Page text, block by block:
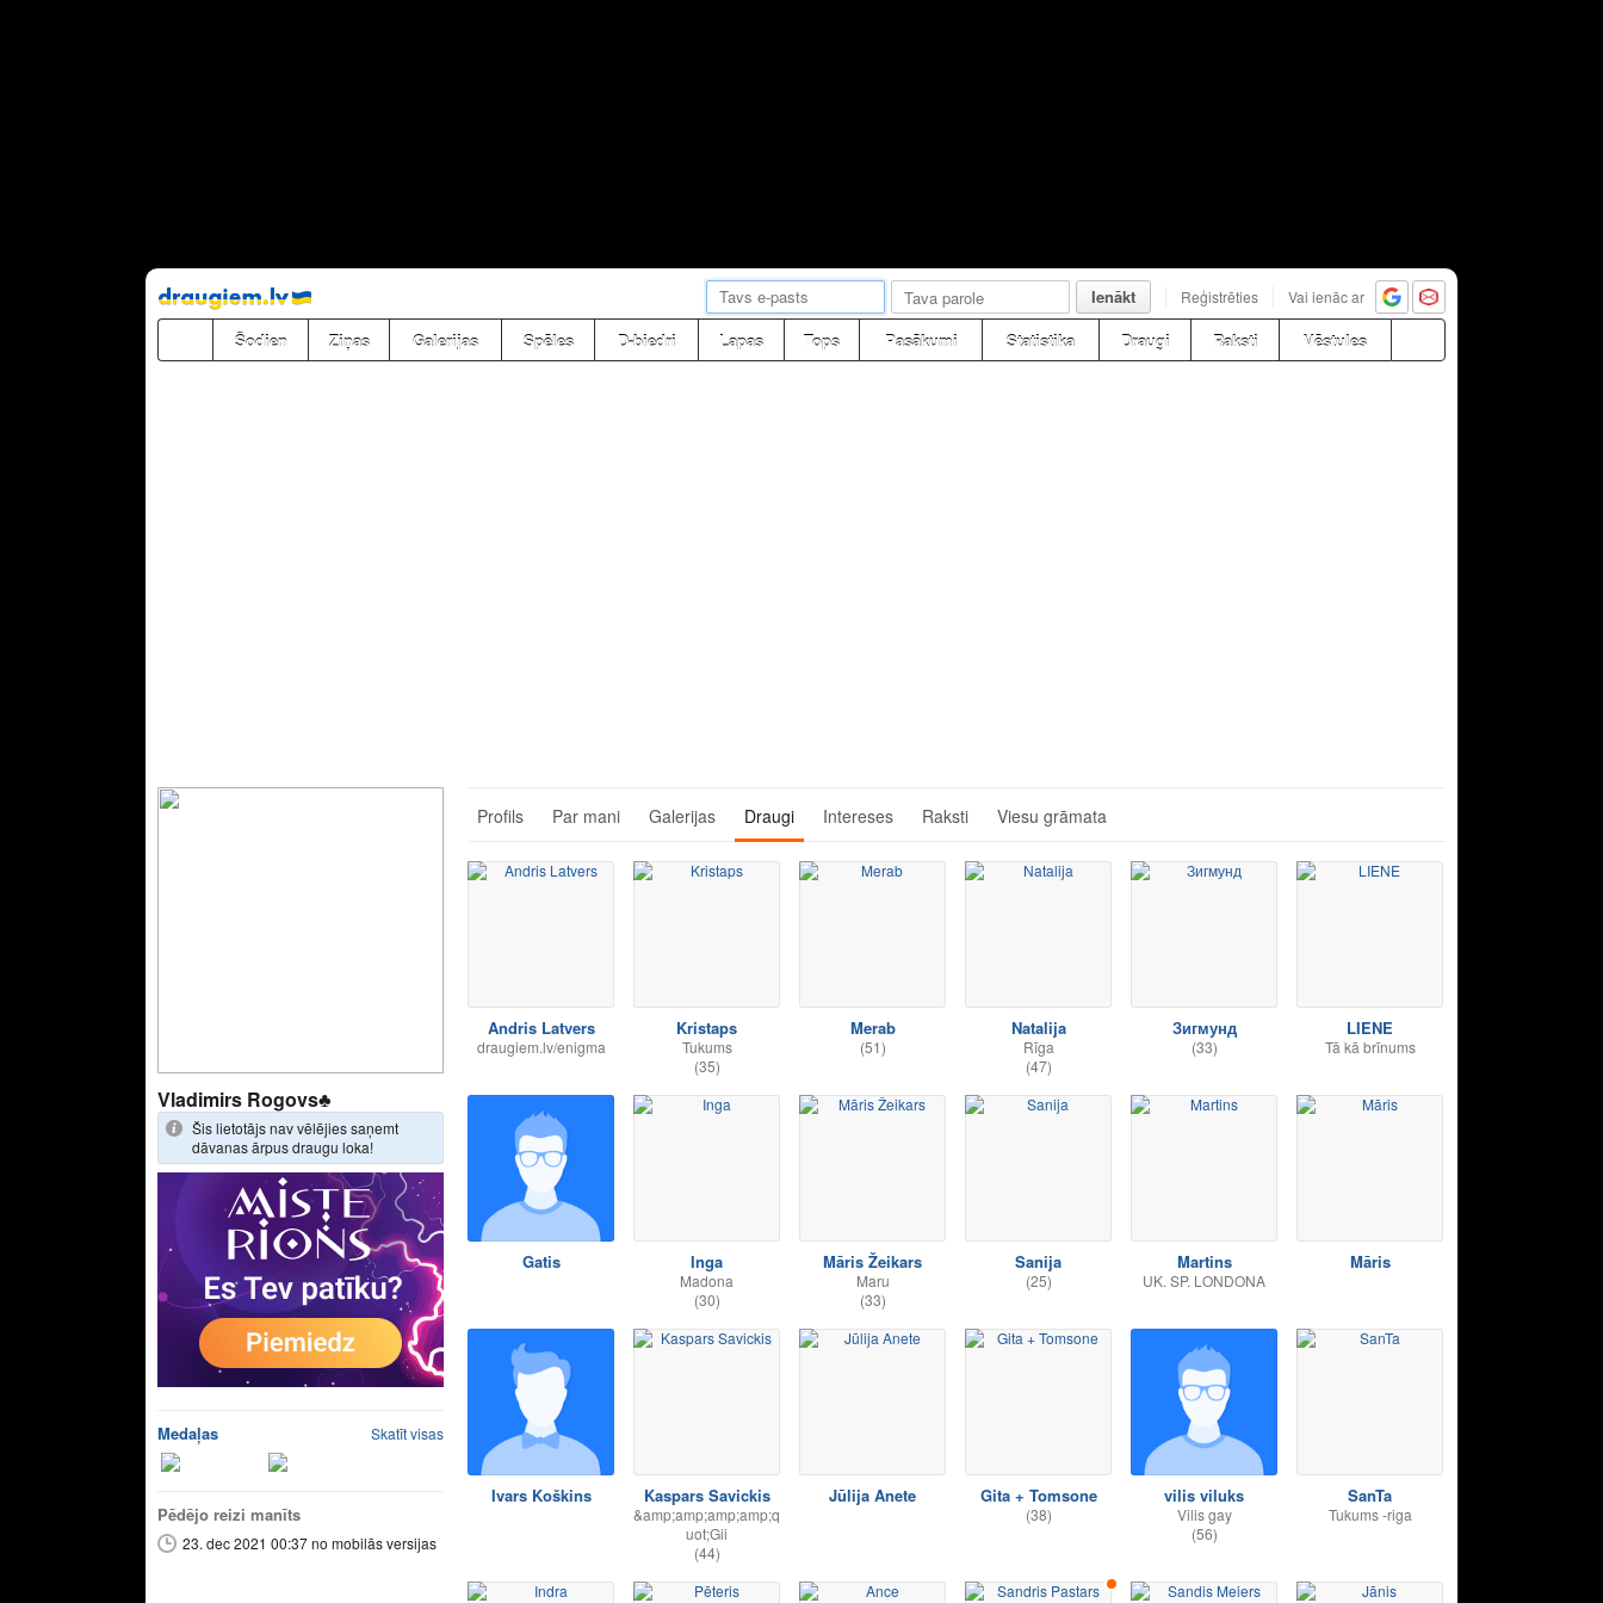
Pāriet
uz
saturu
Ienākt Reģistrēties Vai ienāc ar
Šodien Ziņas Galerijas Spēles D-biedri Lapas Tops Pasākumi Statistika Draugi Raksti Vēstules
Vladimirs Rogovs♣
Šis lietotājs nav vēlējies saņemt
dāvanas ārpus draugu loka!
Medaļas Skatīt visas
Pēdējo reizi manīts
23. dec 2021 00:37 no mobilās versijas
Profils Par mani Galerijas Draugi Intereses Raksti Viesu grāmata
Andris Latvers
draugiem.lv/enigma
Kristaps
Tukums
(35)
Merab
(51)
Natalija
Rīga
(47)
Зигмунд
(33)
LIENE
Tā kā brīnums
Gatis Inga
Madona
(30)
Māris Žeikars
Maru
(33)
Sanija
(25)
Martins
UK. SP. LONDONA
Māris
Ivars Koškins Kaspars Savickis
&amp;amp;amp;amp;q
uot;Gii
(44)
Jūlija Anete Gita + Tomsone
(38)
vilis viluks
Vilis gay
(56)
SanTa
Tukums -riga